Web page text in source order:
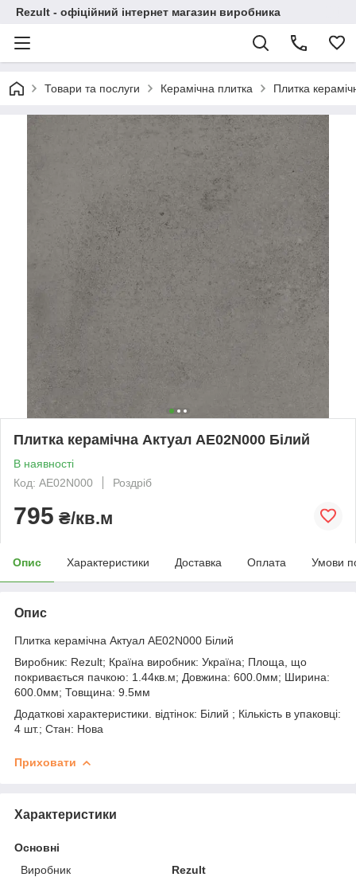
Rezult - офіційний інтернет магазин виробника
Товари та послуги Керамічна плитка Плитка
Плитка керамічна Актуал АЕ02N000 Білий
В наявності
Код: АЕ02N000
Роздріб
795 ₴/кв.м
Опис Характеристики Доставка Оплата Умови
Опис
Плитка керамічна Актуал АЕ02N000 Білий
Виробник: Rezult; Країна виробник: Україна; Площа, що
покривається пачкою: 1.44кв.м; Довжина: 600.0мм; Ширина:
600.0мм; Товщина: 9.5мм
Додаткові характеристики. відтінок: Білий ; Кількість в упаковці:
4 шт.; Стан: Нова
Приховати
Характеристики
Основні
Виробник
Rezult